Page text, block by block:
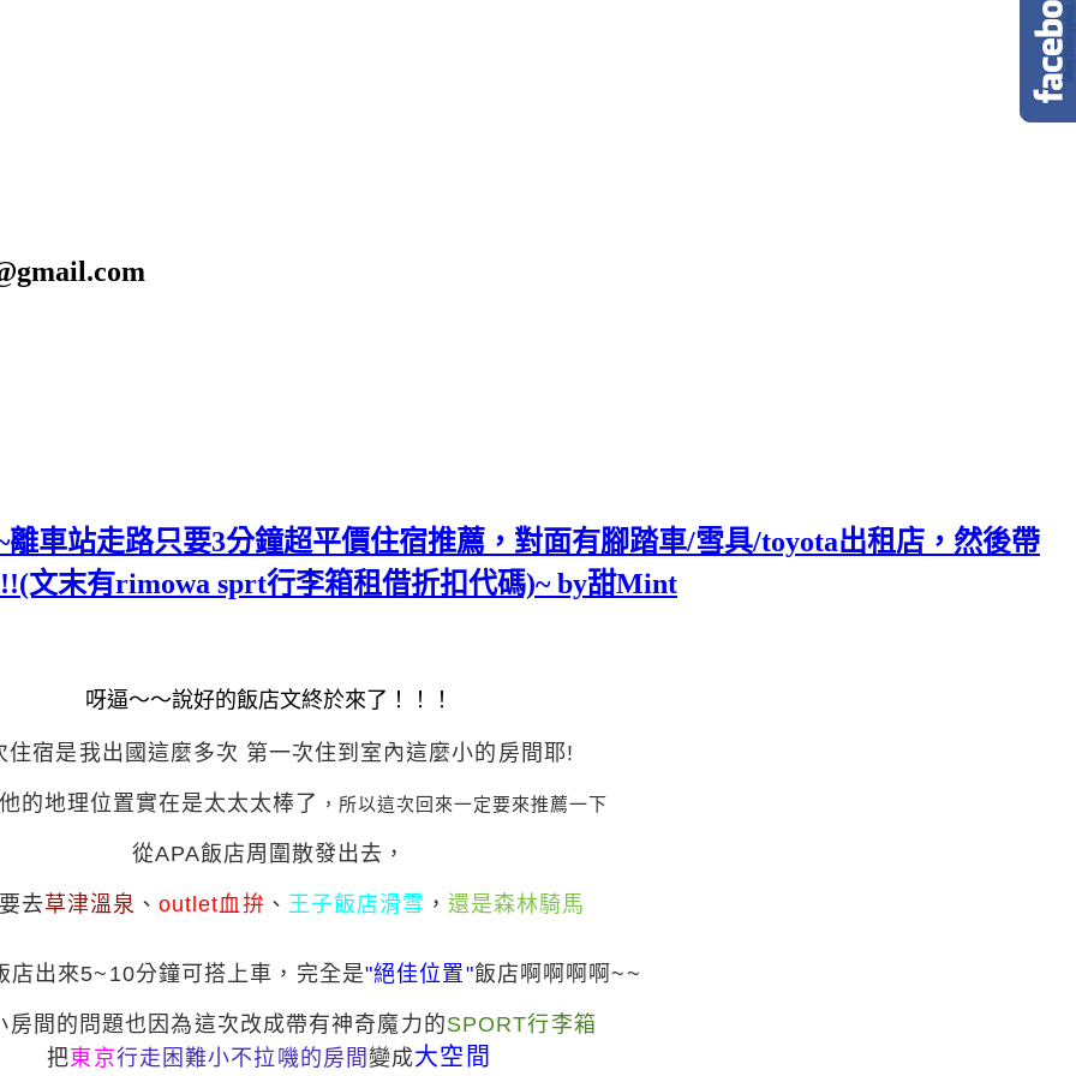
車站走路只要3分鐘超平價住宿推薦，對面有腳踏車/雪具/toyota出租店，然後帶
文末有rimowa sprt行李箱租借折扣代碼)~ by甜Mint
呀逼～～說好的飯店文終於來了！！！
住宿是我出國這麼多次 第一次住到室內這麼小的房間耶!
的地理位置實在是太太太棒了 ，所以這次回來一定要來推薦一下
從APA飯店周圍散發出去，
去草津溫泉 、outlet血拚 、 王子飯店滑雪 ， 還是森林騎馬
店出來5~10分鐘可搭上車， 完全是"絕佳位置"飯店啊啊啊啊~~
房間的問題也因為這次改成帶有神奇魔力的SPORT行李箱
把東京行走困難小不拉嘰的房間 變成大空間